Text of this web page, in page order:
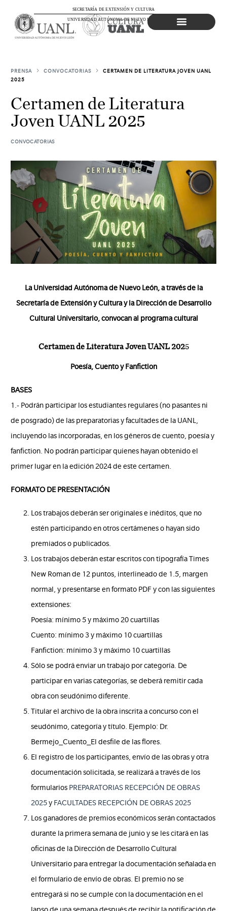
UNIVERSIDAD AUTÓNOMA DE NUEVO LEÓN
SECRETARÍA DE EXTENSIÓN Y CULTURA
PRENSA CONVOCATORIAS
CERTAMEN DE LITERATURA JOVEN UANL
2025
Certamen de Literatura
Joven UANL 2025
CONVOCATORIAS
La Universidad Autónoma de Nuevo León, a través de la
Secretaría de Extensión y Cultura y la Dirección de Desarrollo
Cultural Universitario, convocan al programa cultural
Certamen de Literatura Joven UANL 2025
Poesía, Cuento y Fanfiction
BASES
1.- Podrán participar los estudiantes regulares (no pasantes ni
de posgrado) de las preparatorias y facultades de la UANL,
incluyendo las incorporadas, en los géneros de cuento, poesía y
fanfiction. No podrán participar quienes hayan obtenido el
primer lugar en la edición 2024 de este certamen.
FORMATO DE PRESENTACIÓN
Los trabajos deberán ser originales e inéditos, que no
estén participando en otros certámenes o hayan sido
premiados o publicados.
Los trabajos deberán estar escritos con tipografía Times
New Roman de 12 puntos, interlineado de 1.5, margen
normal, y presentarse en formato PDF y con las siguientes
extensiones:
Poesía: mínimo 5 y máximo 20 cuartillas
Cuento: mínimo 3 y máximo 10 cuartillas
Fanfiction: mínimo 3 y máximo 10 cuartillas
Sólo se podrá enviar un trabajo por categoría. De
participar en varias categorías, se deberá remitir cada
obra con seudónimo diferente.
Titular el archivo de la obra inscrita a concurso con el
seudónimo, categoría y título. Ejemplo: Dr.
Bermejo_Cuento_El desfile de las flores.
El registro de los participantes, envío de las obras y otra
documentación solicitada, se realizará a través de los
formularios PREPARATORIAS RECEPCIÓN DE OBRAS
2025y FACULTADES RECEPCIÓN DE OBRAS 2025
Los ganadores de premios económicos serán contactados
durante la primera semana de junio y se les citará en las
oficinas de la Dirección de Desarrollo Cultural
Universitario para entregar la documentación señalada en
el formulario de envío de obras. El premio no se
entregará si no se cumple con la documentación en el